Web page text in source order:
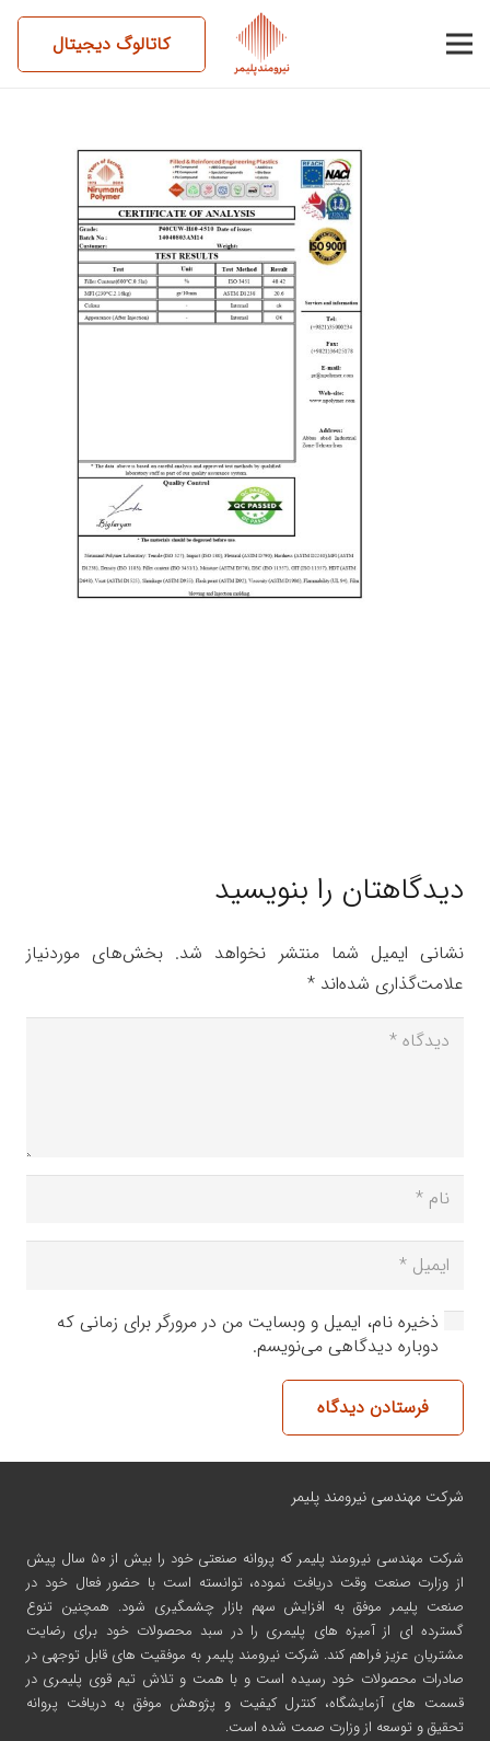
کاتالوگ دیجیتال
14040803AM14-P40CUW-
H60-4510
دیدگاهتان را بنویسید
نشانی ایمیل شما منتشر نخواهد شد. بخش‌های موردنیاز
علامت‌گذاری شده‌اند *
ذخیره نام، ایمیل و وبسایت من در مرورگر برای زمانی که
دوباره دیدگاهی می‌نویسم.
فرستادن دیدگاه
شرکت مهندسی نیرومند پلیمر
شرکت مهندسی نیرومند پلیمر
که پروانه صنعتی خود را بیش از ۵۰ سال پیش
از وزارت صنعت وقت دریافت نموده، توانسته است با حضور فعال خود در
صنعت پلیمر موفق به افزایش سهم بازار چشمگیری شود. همچنین تنوع
گسترده ای از آمیزه های پلیمری را در سبد محصولات خود برای رضایت
مشتریان عزیز فراهم کند. شرکت نیرومند پلیمر به موفقیت های قابل توجهی در
صادرات محصولات خود رسیده است و با همت و تلاش تیم قوی پلیمری در
قسمت های آزمایشگاه، کنترل کیفیت و پژوهش موفق به دریافت پروانه
تحقیق و توسعه از وزارت صمت شده است.